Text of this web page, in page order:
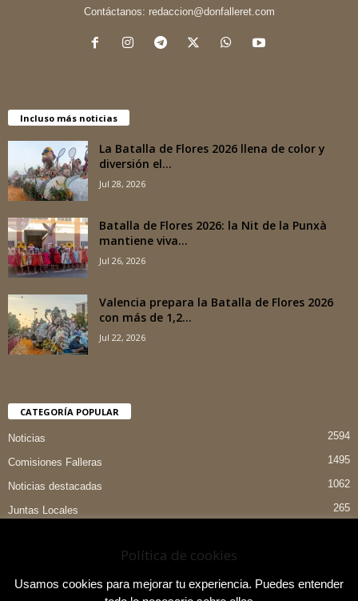
Contáctanos: redaccion@donfalleret.com
Incluso más noticias
La Batalla de Flores 2026 llena de color y
diversión el...
Jul 28, 2026
Batalla de Flores 2026: la Nit de la Punxà
mantiene viva...
Jul 26, 2026
Valencia prepara la Batalla de Flores 2026
con más de 1,2...
Jul 22, 2026
CATEGORÍA POPULAR
Noticias 2594
Comisiones Falleras 1495
Noticias destacadas 1062
Juntas Locales 265
Indumentaria Valenciana 84
Política de cookies
Usamos cookies para mejorar tu experiencia. Puedes entender